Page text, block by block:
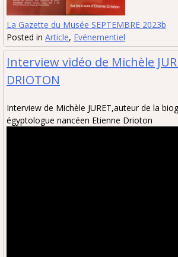
La Gazette du Musée SEPTEMBRE 2023b
Posted in Article, Evénementiel
Interview vidéo de Michèle
DRIOTON
Interview de Michèle JURET,auteur de la
égyptologue nancéen Etienne Drioton